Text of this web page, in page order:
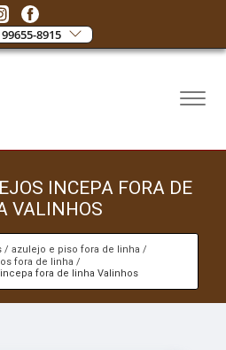
8915
INCEPA FORA DE
VALINHOS
azulejo e piso fora de linha
fora de linha
fora de linha Valinhos